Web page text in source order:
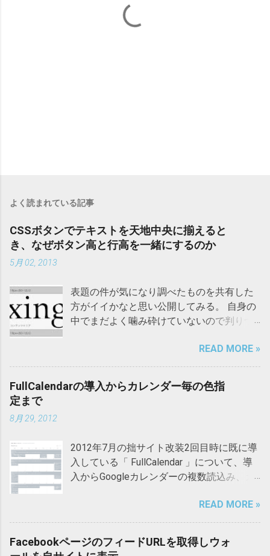
よく読まれている記事
CSSボタンでテキストを天地中央に揃えると
き、なぜボタン高と行高を一緒にするのか
5月 02, 2013
表題の件が気になり調べたものを共有した
方がイイかなと思い公開してみる。 自身の
中でまだよく噛み砕けていないので判りづ
を。 参考 Cascading Style Sheets Level 2
Revision 1 (CSS 2.1) Specification
Cascading Style Sheets Level 2 Revision 1
(CSS 2.1) Specification（日本語訳） Eric A.
ックレベル要素内の特定箇所にある特定の
機能や論理的な意味を付加する要素をい
う。それ自身の前後に改行を生成しない。
ど。 インライン要素には非置換要素と置換
要素とがある。今回は置換要素には触れな
い（置換要素の代表例はimg要素）。 非置
換要素とは何か 要素に囲まれた内容がその
READ MORE »
FullCalendarの導入からカレンダー毎の色指
定まで
8月 29, 2012
2012年7月の拙サイト改装2回目時に既に導
入している「 FullCalendar 」について、導
入からGoogleカレンダーの複数読込み、カ
的な流れはFullCalendarサイトの解説を踏
襲。 デフォルト状態 下記改修を施した後 1.
ダウンロード Downloadページ から
「fullcalendar-1.5.3.zip」をダウンロードし
READ MORE »
FacebookページのフィードURLを取得しウォ